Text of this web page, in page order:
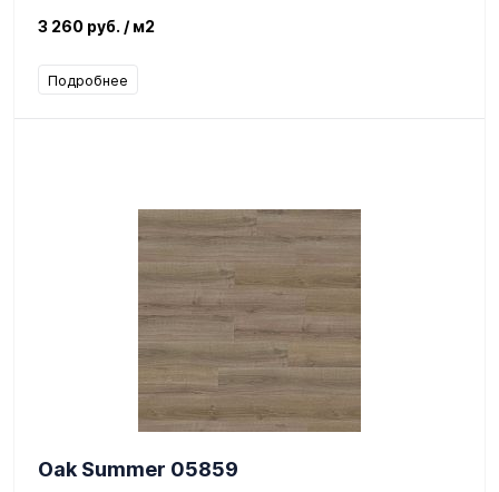
3 260 руб. / м2
Подробнее
Oak Summer 05859